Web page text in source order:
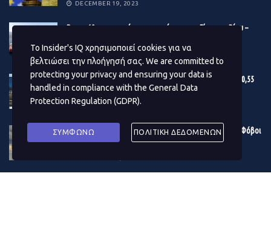
businessdaily.gr
DECEMBER 19, 2023
Βonus 10 εκατ. ευρώ στους μετόχους της Γέφυρας Ρίου –
Εγκρίθηκε ο προϋπολογισμός του Δ. Αθηναίων – Στα 180,55
εκατ. ευρώ το επενδυτικό πρόγραμμα του 2024
DECEMBER 19, 2023
Η κρίση στην Ερυθρά Θάλασσα μουδιάζει τις αγορές – Φόβοι
για το παγκόσμιο εμπόριο – Δίνει «σήμα» το πετρέλαιο
Το Insider's IQ χρησιμοποιεί cookies για να
βελτιώσει την πλοήγησή σας. We are committed to
protecting your privacy and ensuring your data is
handled in compliance with the General Data
Protection Regulation (GDPR).
ΣΥΜΦΩΝΩ ΠΟΛΙΤΙΚΗ ΔΕΔΟΜΕΝΩΝ